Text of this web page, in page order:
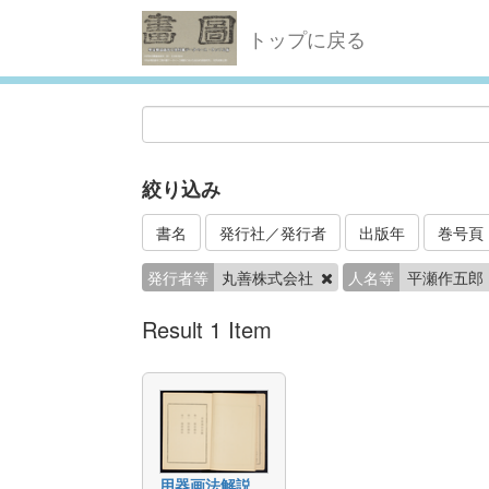
トップに戻る
絞り込み
書名 発行社／発行者 出版年 巻号頁
発行者等 丸善株式会社 人名等 平瀬作五郎
Result 1 Item
用器画法解説